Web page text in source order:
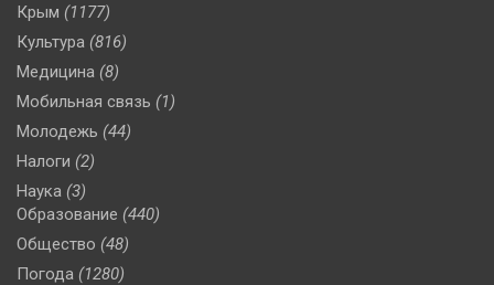
Крым (1177)
Культура (816)
Медицина (8)
Мобильная связь (1)
Молодежь (44)
Налоги (2)
Наука (3)
Образование (440)
Общество (48)
Погода (1280)